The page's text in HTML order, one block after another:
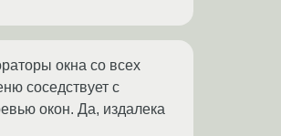
окна со всех
соседствует с
окон. Да, издалека